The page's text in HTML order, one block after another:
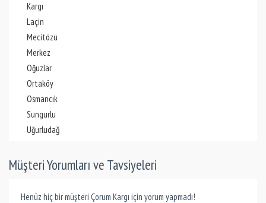
Kargı
Laçin
Mecitözü
Merkez
Oğuzlar
Ortaköy
Osmancık
Sungurlu
Uğurludağ
Müşteri Yorumları ve Tavsiyeleri
Henüz hiç bir müşteri Çorum Kargı için yorum yapmadı!